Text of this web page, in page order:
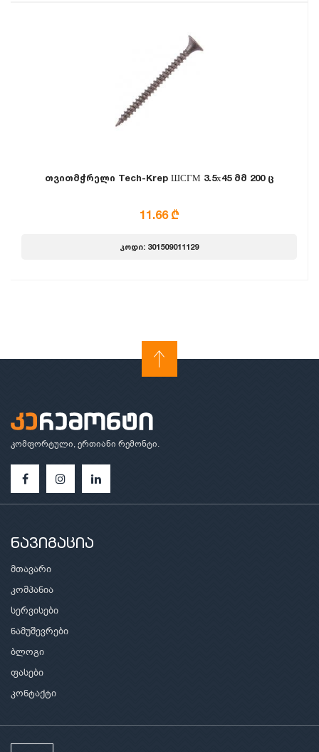
თვითმჭრელი Tech-Krep ШСГМ 3.5х45 მმ 200 ც
11.66 ₾
კოდი: 301509011129
კომფორტული, ერთიანი რემონტი.
ნავიგაცია
მთავარი
კომპანია
სერვისები
ნამუშევრები
ბლოგი
ფასები
კონტაქტი